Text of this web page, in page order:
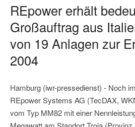
REpower erhält
Großauftrag aus
von 19 Anlagen zur
2004
Hamburg (iwr-pressedienst) - Noch
REpower Systems AG (TecDAX,
vom Typ MM82 mit einer